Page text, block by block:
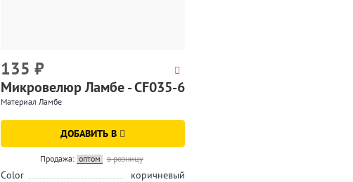
135 ₽
Микровелюр Ламбе - CF035-6
Материал Ламбе
ДОБАВИТЬ В
Продажа: оптом в розницу
Color
коричневый